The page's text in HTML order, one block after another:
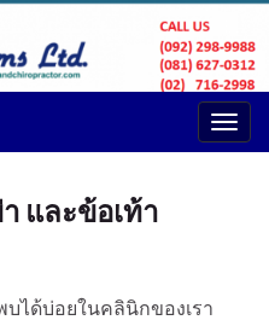
และข้อเท้า
ได้บ่อยในคลินิกของเรา